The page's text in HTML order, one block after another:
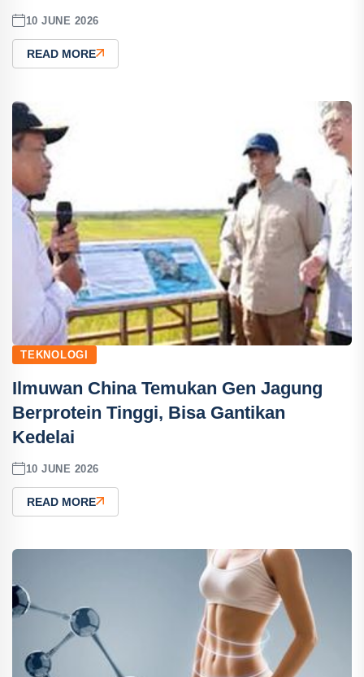
10 JUNE 2026
READ MORE
TEKNOLOGI
Ilmuwan China Temukan Gen Jagung
Berprotein Tinggi, Bisa Gantikan
Kedelai
10 JUNE 2026
READ MORE